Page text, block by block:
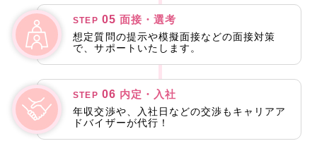
STEP 05 面接・選考
想定質問の提示や模擬面接などの面接対策
で、サポートいたします。
STEP 06 内定・入社
年収交渉や、入社日などの交渉もキャリアア
ドバイザーが代行！